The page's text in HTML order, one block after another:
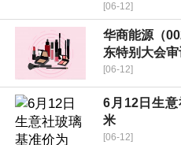
[06-12]
华商能源（
东特别大会
[06-12]
6月12日生
米
[06-12]